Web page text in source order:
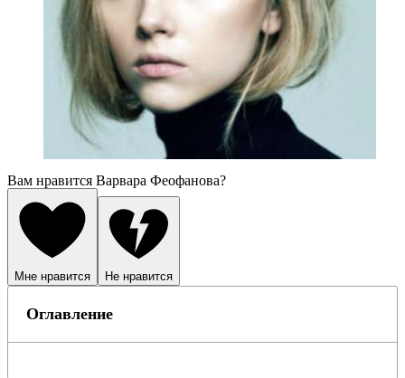
Вам нравится Варвара Феофанова?
Мне нравится Не нравится
Оглавление